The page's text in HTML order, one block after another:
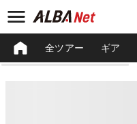
全ツアー ギア